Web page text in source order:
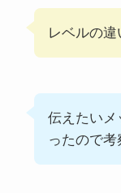
レベルの
伝えたいメ
ったので